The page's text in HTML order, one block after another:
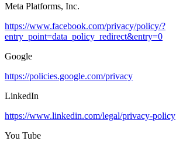
Meta Platforms, Inc.
https://www.facebook.com/privacy/policy/?
entry_point=data_policy_redirect&entry=0
Google
https://policies.google.com/privacy
LinkedIn
https://www.linkedin.com/legal/privacy-policy
You Tube